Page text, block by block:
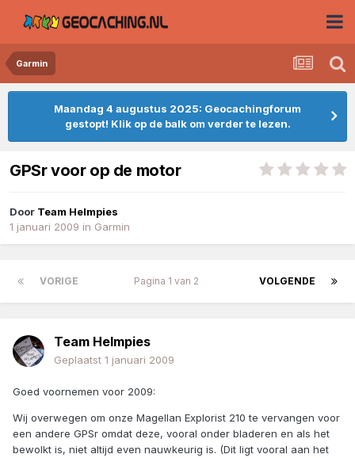
Garmin
Maandag 4 augustus 2025: Geocachingforum
gestopt! Klik op de balk om verder te lezen.
GPSr voor op de motor
Door Team Helmpies
1 januari 2009 in Garmin
VORIGE VOLGENDE
Pagina 1 van 2
Team Helmpies
Geplaatst 1 januari 2009
Goed voornemen voor 2009:
Wij overwegen om onze Magellan Explorist 210 te vervangen voor
een andere GPSr omdat deze, vooral onder bladeren en als het
bewolkt is, niet altijd even nauwkeurig is. (Dit ligt vooral aan het